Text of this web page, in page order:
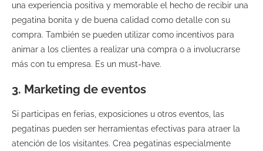
una experiencia positiva y memorable el hecho de recibir una
pegatina bonita y de buena calidad como detalle con su
compra. También se pueden utilizar como incentivos para
animar a los clientes a realizar una compra o a involucrarse
más con tu empresa. Es un must-have.
3. Marketing de eventos
Si participas en ferias, exposiciones u otros eventos, las
pegatinas pueden ser herramientas efectivas para atraer la
atención de los visitantes. Crea pegatinas especialmente